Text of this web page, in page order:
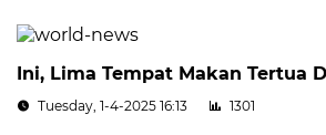
Ini, Lima Tempat Makan Tertua
Tuesday, 1-4-2025 16:13 1301